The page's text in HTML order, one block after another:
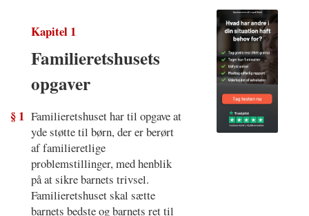
Kapitel 1
Familieretshusets
opgaver
§ 1 Familieretshuset har til opgave at
yde støtte til børn, der er berørt
af familieretlige
problemstillinger, med henblik
på at sikre barnets trivsel.
Familieretshuset skal sætte
barnets bedste og barnets ret til